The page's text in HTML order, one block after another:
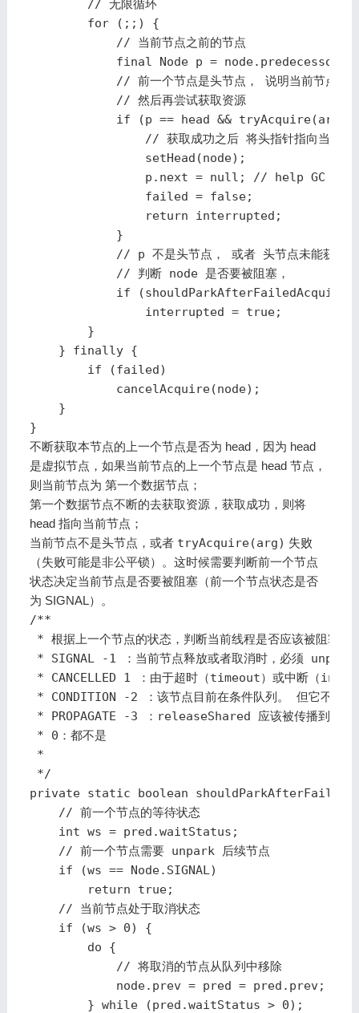
        // 无限循环
        for (;;) {
            // 当前节点之前的节点
final Node p =
// 前一个节点是头节点， 说明当前节点是
            // 然后再尝试获取资源
if (p == head && tryAcquire(arg))
// 获取成功之后 将头指针指向当前节
                setHead(node);
                p.next = null; // help GC
                failed = false;
                return interrupted;
            }
// p 不是头节点， 或者 头节点未能获取
            // 判断 node 是否要被阻塞，
if
                interrupted = true;
        }
    } finally {
        if (failed)
            cancelAcquire(node);
    }
}
不断获取本节点的上一个节点是否为 head，因为 head
是虚拟节点，如果当前节点的上一个节点是 head 节点，
则当前节点为 第一个数据节点 ；
第一个数据节点不断的去获取资源，获取成功，则将
head 指向当前节点；
当前节点不是头节点，或者 tryAcquire(arg) 失败
（失败可能是非公平锁）。这时候需要判断前一个节点
状态决定当前节点是否要被阻塞（前一个节点状态是否
为 SIGNAL）。
/**
* 根据上一个节点的状态，判断当前线程是否应该被阻塞
* SIGNAL -1 ：当前节点释放或者取消时，必须 unpark
* CANCELLED 1 ：由于超时（timeout）或中断（
* CONDITION -2 ：该节点目前在条件队列。 但它不会
* PROPAGATE -3 ：releaseShared 应该被传播到其
* 0：都不是
*
*/
private static boolean
    // 前一个节点的等待状态
    int ws = pred.waitStatus;
    // 前一个节点需要 unpark 后续节点
    if (ws == Node.SIGNAL)
        return true;
    // 当前节点处于取消状态
    if (ws > 0) {
        do {
            // 将取消的节点从队列中移除
            node.prev = pred = pred.prev;
        } while (pred.waitStatus > 0);